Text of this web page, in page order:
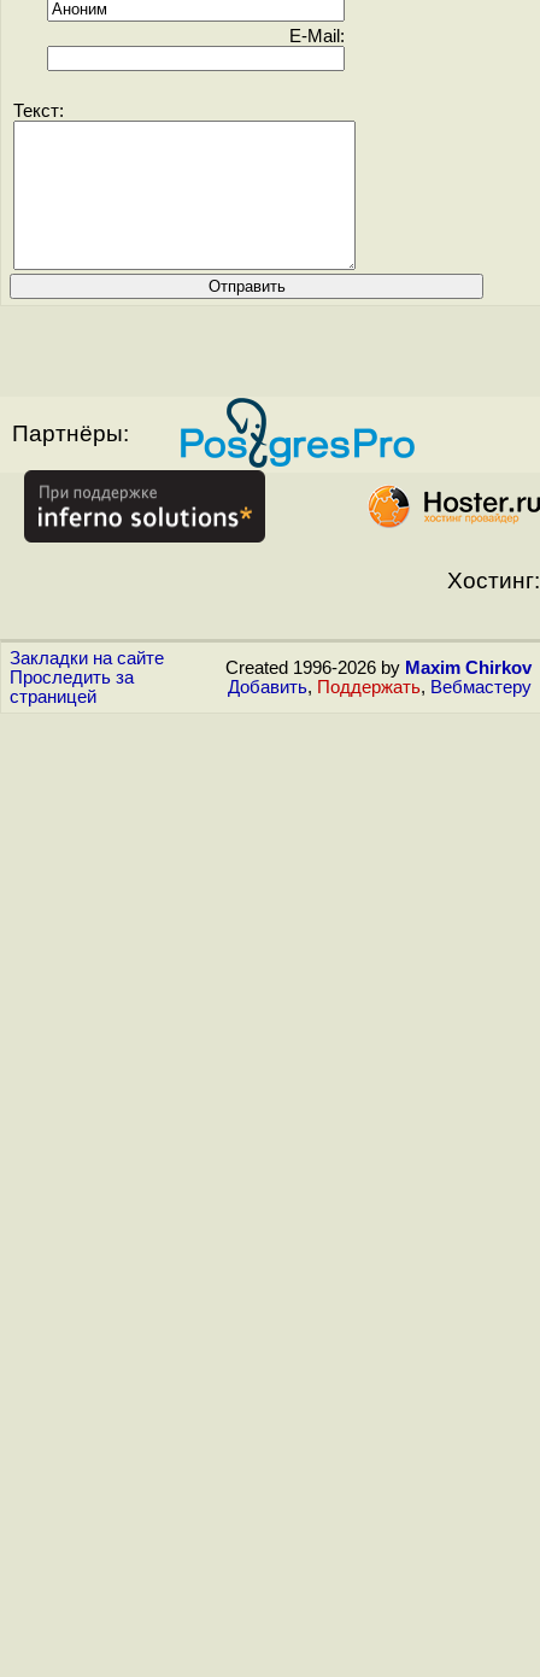
E-Mail:
Текст:
Партнёры:
Хостинг:
Закладки на сайте
Проследить за
страницей
Created 1996-2026 by Maxim Chirkov
Добавить, Поддержать, Вебмастеру